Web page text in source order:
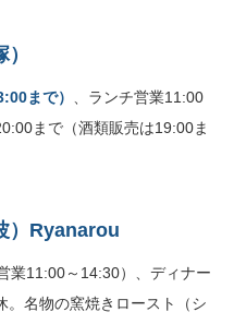
まで） 、ランチ営業11:00
まで（酒類販売は19:00ま
）Ryanarou
業11:00～14:30）、ディナー
名物の窯焼きロースト（シ